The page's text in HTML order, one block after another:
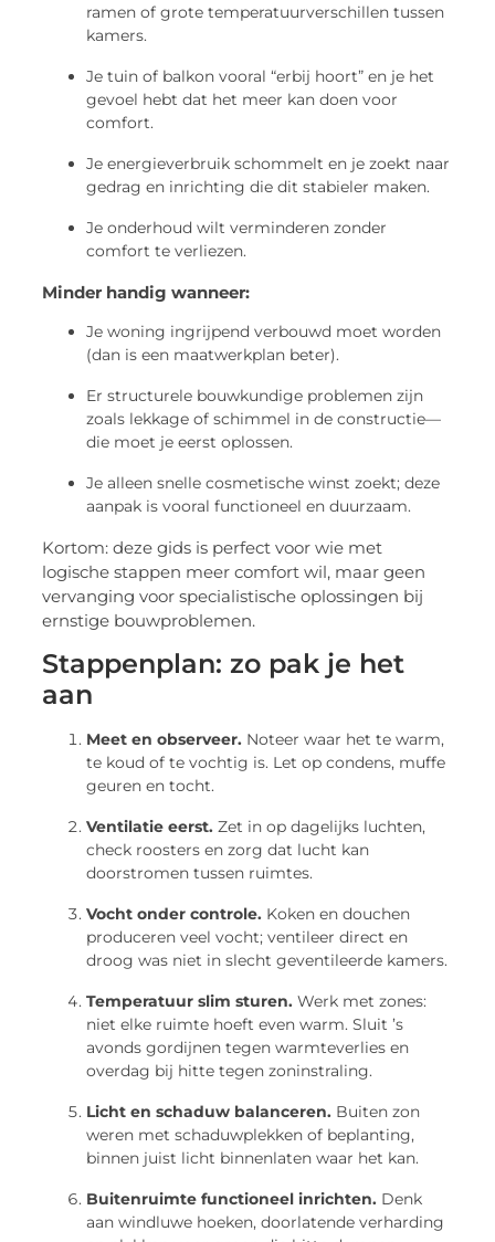
ramen of grote temperatuurverschillen tussen
kamers.
Je tuin of balkon vooral “erbij hoort” en je het
gevoel hebt dat het meer kan doen voor
comfort.
Je energieverbruik schommelt en je zoekt naar
gedrag en inrichting die dit stabieler maken.
Je onderhoud wilt verminderen zonder
comfort te verliezen.
Minder handig wanneer:
Je woning ingrijpend verbouwd moet worden
(dan is een maatwerkplan beter).
Er structurele bouwkundige problemen zijn
zoals lekkage of schimmel in de constructie—
die moet je eerst oplossen.
Je alleen snelle cosmetische winst zoekt; deze
aanpak is vooral functioneel en duurzaam.
Kortom: deze gids is perfect voor wie met
logische stappen meer comfort wil, maar geen
vervanging voor specialistische oplossingen bij
ernstige bouwproblemen.
Stappenplan: zo pak je het
aan
Meet en observeer. Noteer waar het te warm,
te koud of te vochtig is. Let op condens, muffe
geuren en tocht.
Ventilatie eerst. Zet in op dagelijks luchten,
check roosters en zorg dat lucht kan
doorstromen tussen ruimtes.
Vocht onder controle. Koken en douchen
produceren veel vocht; ventileer direct en
droog was niet in slecht geventileerde kamers.
Temperatuur slim sturen. Werk met zones:
niet elke ruimte hoeft even warm. Sluit ’s
avonds gordijnen tegen warmteverlies en
overdag bij hitte tegen zoninstraling.
Licht en schaduw balanceren. Buiten zon
weren met schaduwplekken of beplanting,
binnen juist licht binnenlaten waar het kan.
Buitenruimte functioneel inrichten. Denk
aan windluwe hoeken, doorlatende verharding